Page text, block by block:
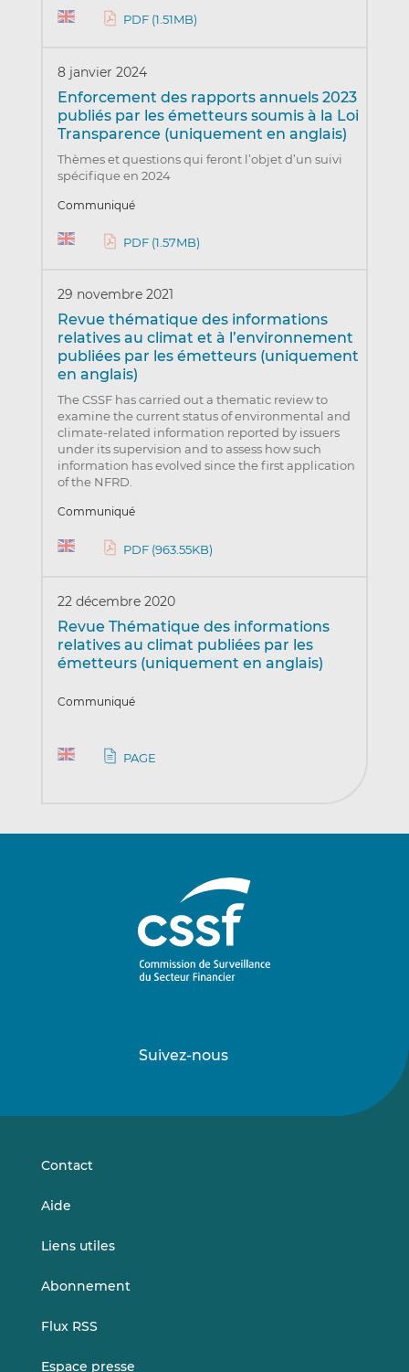
PDF (1.51MB)
8 janvier 2024
Enforcement des rapports annuels 2023
publiés par les émetteurs soumis à la Loi
Transparence (uniquement en anglais)
Thèmes et questions qui feront l’objet d’un suivi
spécifique en 2024
Communiqué
PDF (1.57MB)
29 novembre 2021
Revue thématique des informations
relatives au climat et à l’environnement
publiées par les émetteurs (uniquement
en anglais)
The CSSF has carried out a thematic review to
examine the current status of environmental and
climate-related information reported by issuers
under its supervision and to assess how such
information has evolved since the first application
of the NFRD.
Communiqué
PDF (963.55KB)
22 décembre 2020
Revue Thématique des informations
relatives au climat publiées par les
émetteurs (uniquement en anglais)
Communiqué
PAGE
Suivez-nous
sursur
Contact
Aide
Liens utiles
Abonnement
Flux RSS
Espace presse